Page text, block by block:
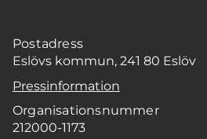
Postadress
Eslövs kommun, 241 80 Eslöv
Pressinformation
Organisationsnummer
212000-1173